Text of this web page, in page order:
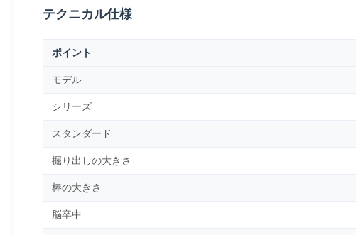
テクニカル仕様
ポイント
モデル
シリーズ
スタンダード
掘り出しの大きさ
棒の大きさ
脳卒中